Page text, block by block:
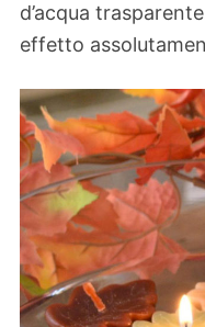
d’acqua
effetto